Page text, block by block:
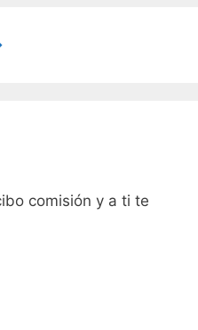
comisión y a ti te